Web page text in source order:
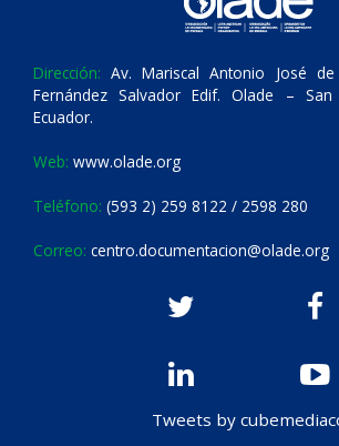
Dirección: Av. Mariscal Antonio José
Fernández Salvador Edif. Olade –
Ecuador.
Web: www.olade.org
Teléfono: (593 2) 259 8122 / 2598 280
Correo: centro.documentacion@olade.org
Tweets by